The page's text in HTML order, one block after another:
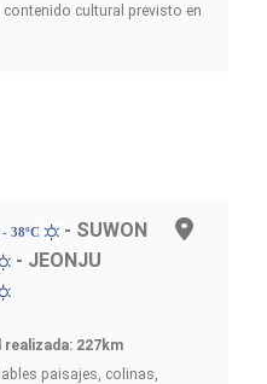
cultural previsto en
- 38ºC - SUWON
- JEONJU
227km
paisajes, colinas,